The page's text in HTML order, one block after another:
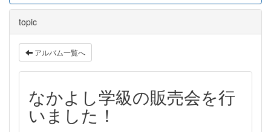
topic
アルバム一覧へ
なかよし学級の販売会を行
いました！